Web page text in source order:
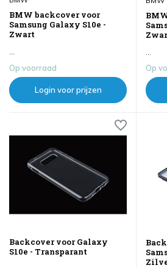
BMW backcover voor
Samsung Galaxy S10e -
Zwart
...
Op voorraad
Login voor prijzen
Op
Backcover voor Galaxy
S10e - Transparant